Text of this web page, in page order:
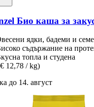
Био каша за
ядки, бадеми и
съдържание на
топла и студена
12,78 / kg)
до 14. август